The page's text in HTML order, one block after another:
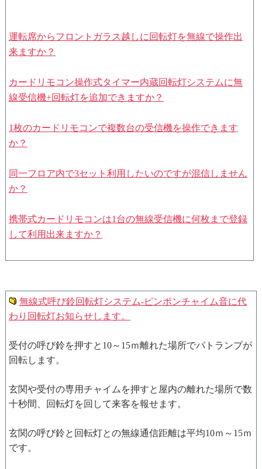
運転席からフロントガラス越しに回転灯を無線で操作出
来ますか？
カードリモコン操作式タイマー内蔵回転灯システムに無
線受信機+回転灯を追加できますか？
1枚のカードリモコンで複数台の受信機を操作できます
か？
同一フロア内で3セット利用したいのですが混信しません
か？
携帯式カードリモコンは1台の無線受信機に何枚まで登録
して利用出来ますか？
無線式呼び鈴回転灯システム-ピンポンチャイム音に代
わり回転灯お知らせします。
受付の呼び鈴を押すと10～15ｍ離れた場所でパトランプが
回転します。
玄関や受付の専用チャイムを押すと屋内の離れた場所で数
十秒間、回転灯を回して来客を報せます。
玄関の呼び鈴と回転灯との無線通信距離は平均10ｍ～15ｍ
です。